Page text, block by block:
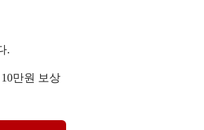
.
만원 보상